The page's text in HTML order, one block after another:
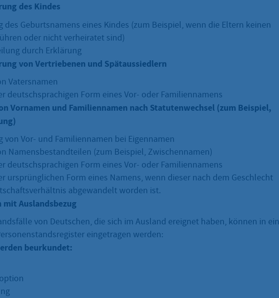
des Kindes
des Geburtsnamens eines Kindes (zum Beispiel, wenn die Eltern keinen
oder nicht verheiratet sind)
durch Erklärung
von Vertriebenen und Spätaussiedlern
Vatersnamen
deutschsprachigen Form eines Vor- oder Familiennamens
Vornamen und Familiennamen nach Statutenwechsel (zum Beispiel,
von Vor- und Familiennamen bei Eigennamen
Namensbestandteilen (zum Beispiel, Zwischennamen)
deutschsprachigen Form eines Vor- oder Familiennamens
ursprünglichen Form eines Namens, wenn dieser nach dem Geschlecht
abgewandelt worden ist.
Auslandsbezug
von Deutschen, die sich im Ausland ereignet haben, können in ein
eingetragen werden:
beurkundet: